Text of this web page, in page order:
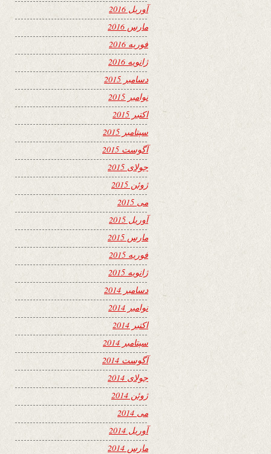
آوریل 2016
مارس 2016
فوریه 2016
ژانویه 2016
دسامبر 2015
نوامبر 2015
اکتبر 2015
سپتامبر 2015
آگوست 2015
جولای 2015
ژوئن 2015
می 2015
آوریل 2015
مارس 2015
فوریه 2015
ژانویه 2015
دسامبر 2014
نوامبر 2014
اکتبر 2014
سپتامبر 2014
آگوست 2014
جولای 2014
ژوئن 2014
می 2014
آوریل 2014
مارس 2014